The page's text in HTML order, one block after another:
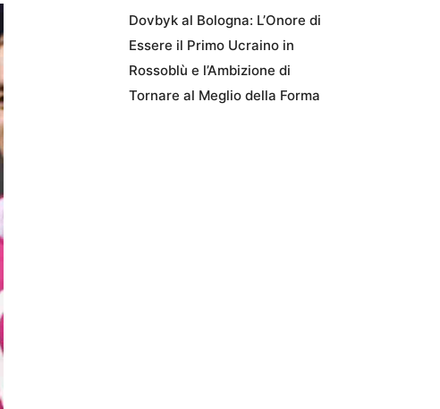
Dovbyk al Bologna: L’Onore di
Essere il Primo Ucraino in
Rossoblù e l’Ambizione di
Tornare al Meglio della Forma